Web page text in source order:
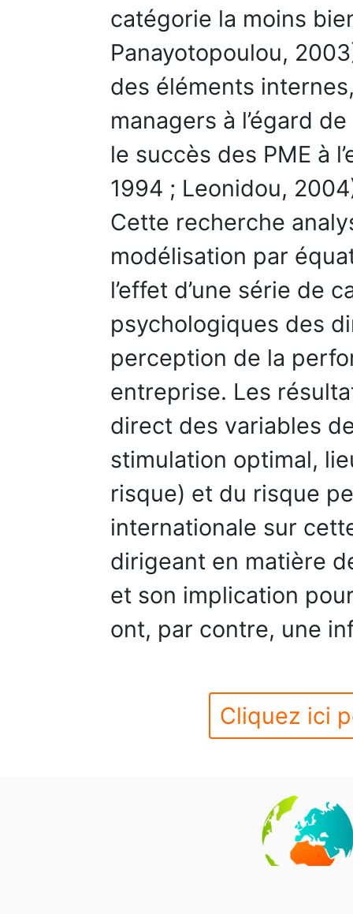
catégorie la moins
Panayotopoulou,
des éléments
managers à l’égard
le succès des PME à
1994 ; Leonidou,
Cette recherche
modélisation par
l’effet d’une série de
psychologiques des
perception de la
entreprise. Les
direct des variables
stimulation optimal,
risque) et du risque
internationale sur
dirigeant en matière
et son implication
ont, par contre, une
Cliquez ici